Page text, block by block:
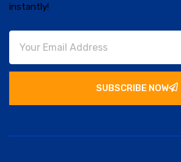
instantly!
SUBSCRIBE NOW